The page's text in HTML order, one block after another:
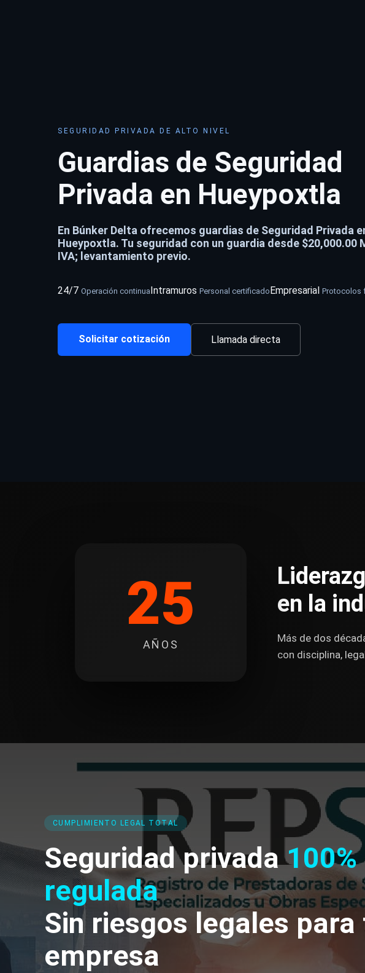
SEGURIDAD PRIVADA DE ALTO NIVEL
Guardias de Seguridad
Privada en Hueypoxtla
En Búnker Delta ofrecemos guardias de Seguridad Privada
Hueypoxtla. Tu seguridad con un guardia desde $20,000.00
IVA; levantamiento previo.
24/7Operación continuaIntramurosPersonal certificadoEmpresarialProtocolos
Solicitar cotización Llamada directa
25
AÑOS
en la
Más de dos
con disciplina,
CUMPLIMIENTO LEGAL TOTAL
Seguridad privada100%
regulada
Sin riesgos legales para
empresa